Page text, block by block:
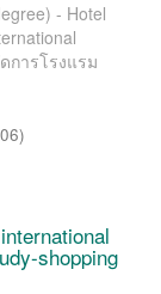
- Hotel
การโรงแรม
)
shopping